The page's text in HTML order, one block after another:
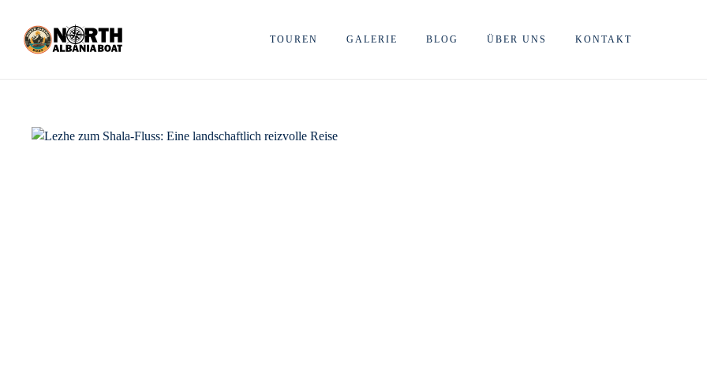
Inhalt
springen
TOUREN GALERIE BLOG ÜBER UNS KONTAKT